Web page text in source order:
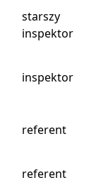
starszy
inspektor
inspektor
referent
referent